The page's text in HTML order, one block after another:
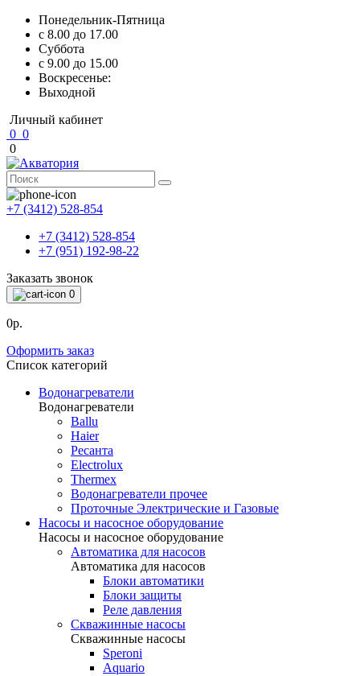
Понедельник-Пятница
с 8.00 до 17.00
Суббота
с 9.00 до 15.00
Воскресенье:
Выходной
Личный кабинет
0 0
0
+7 (3412) 528-854
+7 (3412) 528-854
+7 (951) 192-98-22
Заказать звонок
0
0р.
Оформить заказ
Список категорий
Водонагреватели
Водонагреватели
Ballu
Haier
Ресанта
Electrolux
Thermex
Водонагреватели прочее
Проточные Электрические и Газовые
Насосы и насосное оборудование
Насосы и насосное оборудование
Автоматика для насосов
Автоматика для насосов
Блоки автоматики
Блоки защиты
Реле давления
Скважинные насосы
Скважинные насосы
Speroni
Aquario